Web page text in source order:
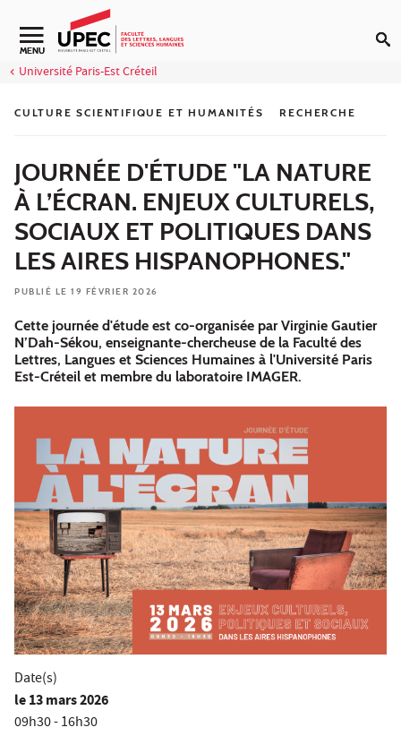
Aller au contenu
Navigation secondaire
MENU
Université Paris-Est Créteil
CULTURE SCIENTIFIQUE ET HUMANITÉS RECHERCHE
JOURNÉE D'ÉTUDE "LA NATURE
À L’ÉCRAN. ENJEUX CULTURELS,
SOCIAUX ET POLITIQUES DANS
LES AIRES HISPANOPHONES."
PUBLIÉ LE 19 FÉVRIER 2026
Cette journée d'étude est co-organisée par Virginie Gautier
N’Dah-Sékou, enseignante-chercheuse de la Faculté des
Lettres, Langues et Sciences Humaines à l'Université Paris
Est-Créteil et membre du laboratoire IMAGER.
Date(s)
le13 mars 2026
09h30 - 16h30